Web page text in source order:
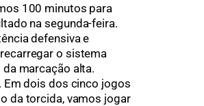
100 minutos para
na segunda-feira.
defensiva e
o sistema
marcação alta.
Em dois dos cinco jogos
da torcida, vamos jogar